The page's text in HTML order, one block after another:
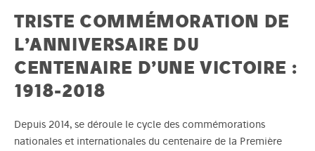
TRISTE COMMÉMORATION DE
L’ANNIVERSAIRE DU
CENTENAIRE D’UNE VICTOIRE :
1918-2018
Depuis 2014, se déroule le cycle des commémorations
nationales et internationales du centenaire de la Première